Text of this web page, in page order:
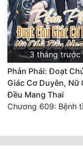
3 tháng trước
Phản Phái: Đoạt
Giác Cơ Duyên, Nữ
Đều Mang Thai